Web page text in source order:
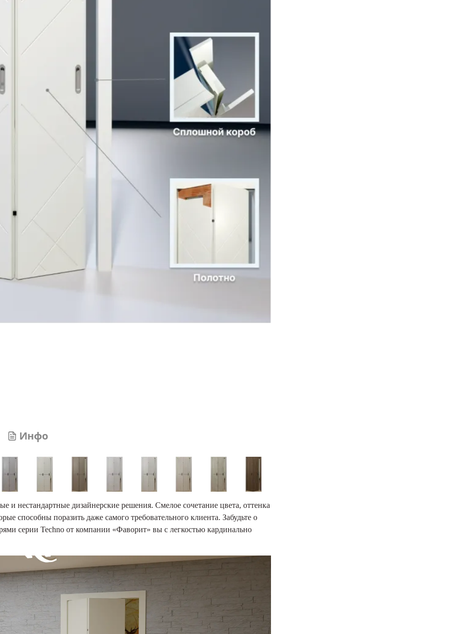
Инфо
и нестандартные дизайнерские решения. Смелое сочетание цвета, оттенка
способны поразить даже самого требовательного клиента. Забудьте о
серии Techno от компании «Фаворит» вы с легкостью кардинально